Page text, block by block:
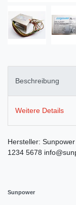
Beschreibung
Weitere Details
Hersteller: Sunpower
1234 5678
Sunpower